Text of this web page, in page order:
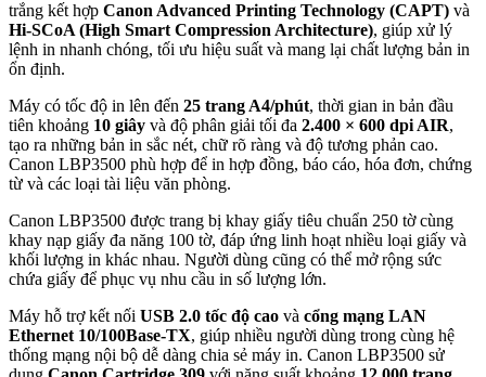
trắng kết hợp Canon Advanced Printing Technology (CAPT) và
Hi-SCoA (High Smart Compression Architecture), giúp xử lý
lệnh in nhanh chóng, tối ưu hiệu suất và mang lại chất lượng bản in
ổn định.
Máy có tốc độ in lên đến 25 trang A4/phút, thời gian in bản đầu
tiên khoảng 10 giây và độ phân giải tối đa 2.400 × 600 dpi AIR,
tạo ra những bản in sắc nét, chữ rõ ràng và độ tương phản cao.
Canon LBP3500 phù hợp để in hợp đồng, báo cáo, hóa đơn, chứng
từ và các loại tài liệu văn phòng.
Canon LBP3500 được trang bị khay giấy tiêu chuẩn 250 tờ cùng
khay nạp giấy đa năng 100 tờ, đáp ứng linh hoạt nhiều loại giấy và
khối lượng in khác nhau. Người dùng cũng có thể mở rộng sức
chứa giấy để phục vụ nhu cầu in số lượng lớn.
Máy hỗ trợ kết nối USB 2.0 tốc độ cao và cổng mạng LAN
Ethernet 10/100Base-TX, giúp nhiều người dùng trong cùng hệ
thống mạng nội bộ dễ dàng chia sẻ máy in. Canon LBP3500 sử